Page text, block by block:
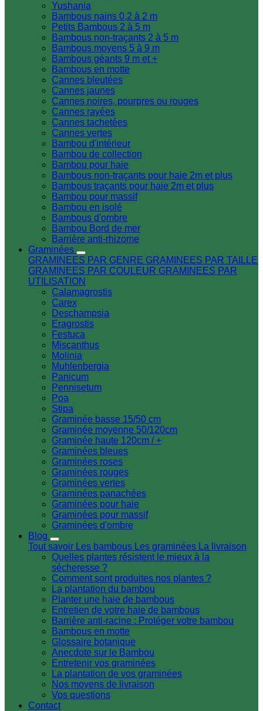
Yushania
Bambous nains 0,2 à 2 m
Petits Bambous 2 à 5 m
Bambous non-traçants 2 à 5 m
Bambous moyens 5 à 9 m
Bambous géants 9 m et +
Bambous en motte
Cannes bleutées
Cannes jaunes
Cannes noires, pourpres ou rouges
Cannes rayées
Cannes tachetées
Cannes vertes
Bambou d'intérieur
Bambou de collection
Bambou pour haie
Bambous non-traçants pour haie 2m et plus
Bambous traçants pour haie 2m et plus
Bambou pour massif
Bambou en isolé
Bambous d'ombre
Bambou Bord de mer
Barrière anti-rhizome
Graminées
GRAMINEES PAR GENRE GRAMINEES PAR TAILLE
GRAMINEES PAR COULEUR GRAMINEES PAR
UTILISATION
Calamagrostis
Carex
Deschampsia
Eragrostis
Festuca
Miscanthus
Molinia
Muhlenbergia
Panicum
Pennisetum
Poa
Stipa
Graminée basse 15/50 cm
Graminée moyenne 50/120cm
Graminée haute 120cm / +
Graminées bleues
Graminées roses
Graminées rouges
Graminées vertes
Graminées panachées
Graminées pour haie
Graminées pour massif
Graminées d'ombre
Blog
Tout savoir Les bambous Les graminées La livraison
Quelles plantes résistent le mieux à la
sécheresse ?
Comment sont produites nos plantes ?
La plantation du bambou
Planter une haie de bambous
Entretien de votre haie de bambous
Barrière anti-racine : Protéger votre bambou
Bambous en motte
Glossaire botanique
Anecdote sur le Bambou
Entretenir vos graminées
La plantation de vos graminées
Nos moyens de livraison
Vos questions
Contact